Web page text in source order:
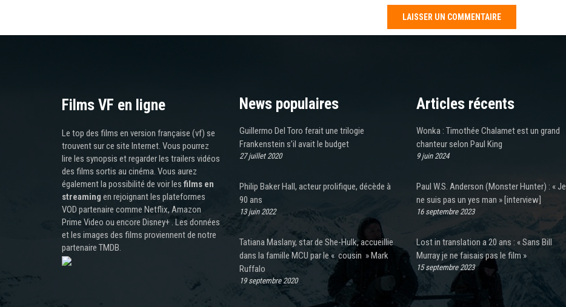
Films VF en ligne
Le top des films en version française (vf) se
trouvent sur ce site Internet. Vous pourrez
lire les synopsis et regarder les trailers vidéos
des films sortis au cinéma. Vous aurez
également la possibilité de voir les films en
streaming en rejoignant les plateformes
VOD partenaire comme Netflix, Amazon
Prime Video ou encore Disney+ . Les données
et les images des films proviennent de notre
partenaire TMDB.
News populaires
Guillermo Del Toro ferait une trilogie
Frankenstein s’il avait le budget
27 juillet 2020
Philip Baker Hall, acteur prolifique, décède à
90 ans
13 juin 2022
Tatiana Maslany, star de She-Hulk, accueillie
dans la famille MCU par le « cousin » Mark
Ruffalo
19 septembre 2020
Articles récents
Wonka : Timothée Chalamet est un grand
chanteur selon Paul King
9 juin 2024
Paul W.S. Anderson (Monster Hunter) : « Je
ne suis pas un yes man » [interview]
16 septembre 2023
Lost in translation a 20 ans : « Sans Bill
Murray je ne faisais pas le film »
15 septembre 2023